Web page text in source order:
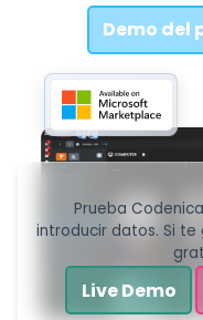
Demo del
Prueba
introducir datos. Si
Live Demo